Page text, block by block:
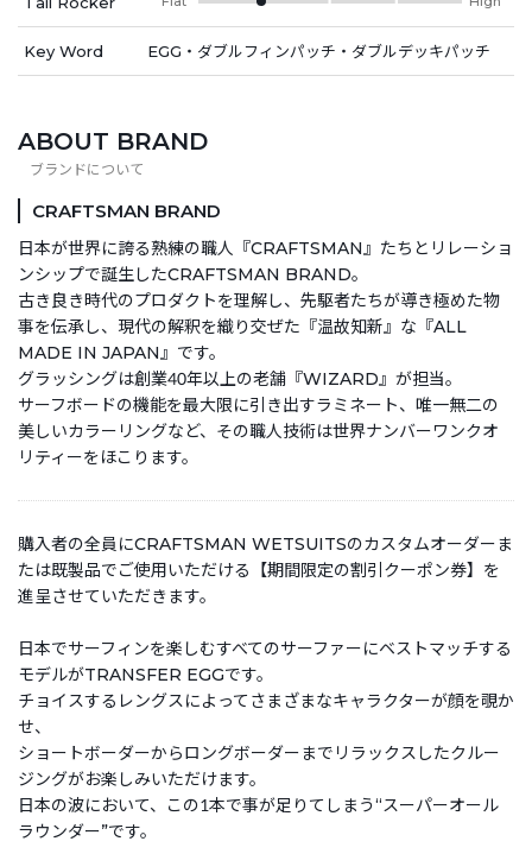
Key Word EGG・ダブルフィンパッチ・ダブルデッキパッチ
ABOUT BRAND
CRAFTSMAN BRAND
日本が世界に誇る熟練の職人『CRAFTSMAN』たちとリレーショ
ンシップで誕生したCRAFTSMAN BRAND。
古き良き時代のプロダクトを理解し、先駆者たちが導き極めた物
事を伝承し、現代の解釈を織り交ぜた『温故知新』な『ALL
MADE IN JAPAN』です。
グラッシングは創業40年以上の老舗『WIZARD』が担当。
サーフボードの機能を最大限に引き出すラミネート、唯一無二の
美しいカラーリングなど、その職人技術は世界ナンバーワンクオ
リティーをほこります。
購入者の全員にCRAFTSMAN WETSUITSのカスタムオーダーま
たは既製品でご使用いただける【期間限定の割引クーポン券】を
進呈させていただきます。
日本でサーフィンを楽しむすべてのサーファーにベストマッチする
モデルがTRANSFER EGGです。
チョイスするレングスによってさまざまなキャラクターが顔を覗か
せ、
ショートボーダーからロングボーダーまでリラックスしたクルー
ジングがお楽しみいただけます。
日本の波において、この1本で事が足りてしまう“スーパーオール
ラウンダー”です。